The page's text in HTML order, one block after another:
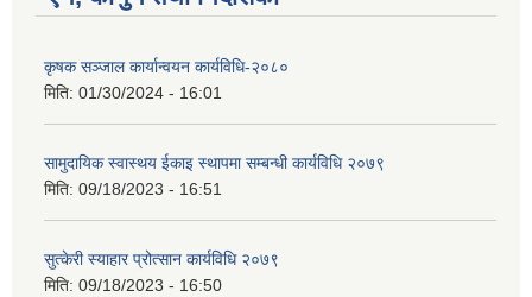
कृषक सञ्जाल कार्यान्वयन कार्यविधि-२०८०
मिति: 01/30/2024 - 16:01
सामुदायिक स्वास्थय ईकाइ स्थापमा सम्बन्धी कार्यविधि २०७९
मिति: 09/18/2023 - 16:51
सुत्केरी स्याहार प्रोत्सान कार्यविधि २०७९
मिति: 09/18/2023 - 16:50